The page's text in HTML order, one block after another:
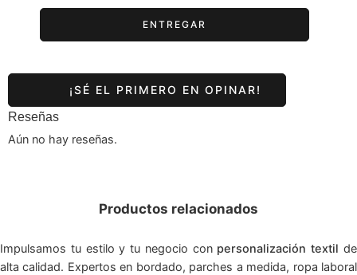
Reseñas
Aún no hay reseñas.
Productos relacionados
Impulsamos tu estilo y tu negocio con personalización textil de
alta calidad. Expertos en bordado, parches a medida, ropa laboral